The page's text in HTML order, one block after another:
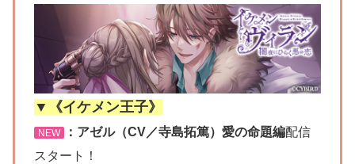
▼《イケメン王子》
NEW ：アゼル（CV／寺島拓篤）愛の命題編配信
スタート！